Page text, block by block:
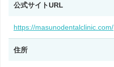
公式サイトURL
https://masunodentalclinic.com/
住所